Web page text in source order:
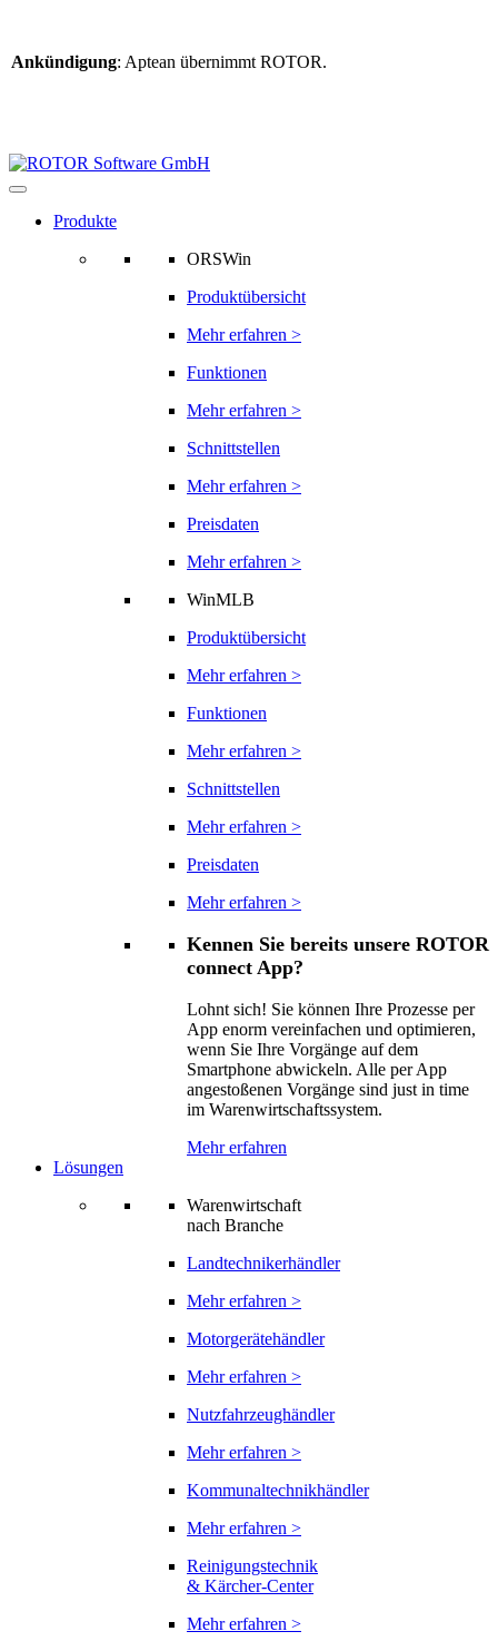
Ankündigung: Aptean übernimmt ROTOR.
Produkte
ORSWin
Produktübersicht
Mehr erfahren >
Funktionen
Mehr erfahren >
Schnittstellen
Mehr erfahren >
Preisdaten
Mehr erfahren >
WinMLB
Produktübersicht
Mehr erfahren >
Funktionen
Mehr erfahren >
Schnittstellen
Mehr erfahren >
Preisdaten
Mehr erfahren >
Kennen Sie bereits unsere ROTOR
connect App?
Lohnt sich! Sie können Ihre Prozesse per
App enorm vereinfachen und optimieren,
wenn Sie Ihre Vorgänge auf dem
Smartphone abwickeln. Alle per App
angestoßenen Vorgänge sind just in time
im Warenwirtschaftssystem.
Mehr erfahren
Lösungen
Warenwirtschaft
nach Branche
Landtechnikerhändler
Mehr erfahren >
Motorgerätehändler
Mehr erfahren >
Nutzfahrzeughändler
Mehr erfahren >
Kommunaltechnikhändler
Mehr erfahren >
Reinigungstechnik
& Kärcher-Center
Mehr erfahren >